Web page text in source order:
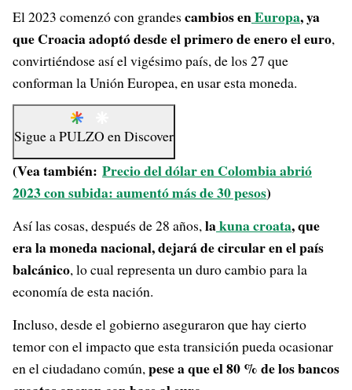
El 2023 comenzó con grandes cambios enEuropa, ya
que Croacia adoptó desde el primero de enero el euro,
convirtiéndose así el vigésimo país, de los 27 que
conforman la Unión Europea, en usar esta moneda.
Sigue aPULZO enDiscover
(Vea también: Precio del dólar en Colombia abrió
2023 con subida: aumentó más de 30 pesos)
Así las cosas, después de 28 años,lakuna croata, que
era la moneda nacional, dejará de circular en el país
balcánico, lo cual representa un duro cambio para la
economía de esta nación.
Incluso, desde el gobierno aseguraron que hay cierto
temor con el impacto que esta transición pueda ocasionar
en el ciudadano común,pese a que el 80 % de los bancos